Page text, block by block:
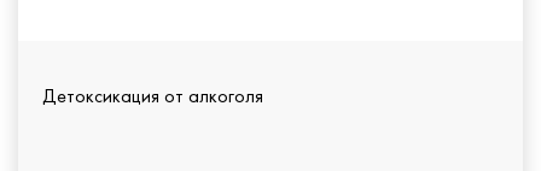
Детоксикация от алкоголя